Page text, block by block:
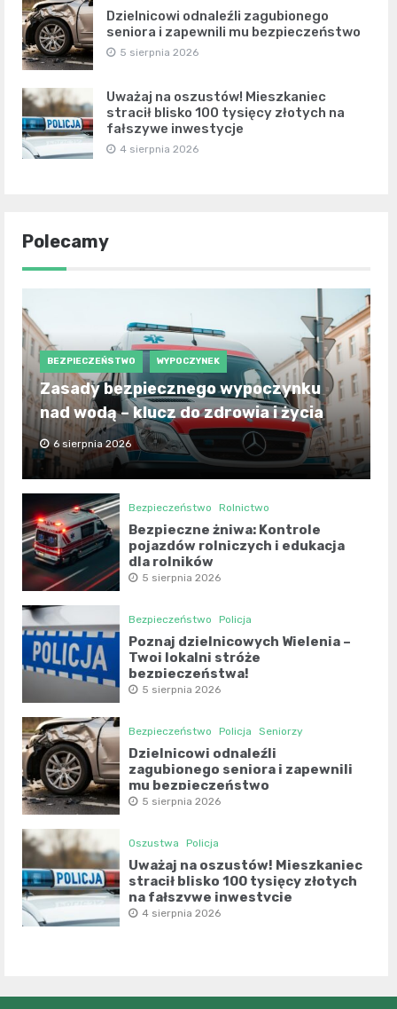
Dzielnicowi odnaleźli zagubionego
seniora i zapewnili mu bezpieczeństwo
5 sierpnia 2026
Uważaj na oszustów! Mieszkaniec
stracił blisko 100 tysięcy złotych na
fałszywe inwestycje
4 sierpnia 2026
Polecamy
BEZPIECZEŃSTWO WYPOCZYNEK
Zasady bezpiecznego wypoczynku
nad wodą – klucz do zdrowia i życia
6 sierpnia 2026
Bezpieczeństwo Rolnictwo
Bezpieczne żniwa: Kontrole
pojazdów rolniczych i edukacja
dla rolników
5 sierpnia 2026
Bezpieczeństwo Policja
Poznaj dzielnicowych Wielenia –
Twoi lokalni stróże
bezpieczeństwa!
5 sierpnia 2026
Bezpieczeństwo Policja Seniorzy
Dzielnicowi odnaleźli
zagubionego seniora i zapewnili
mu bezpieczeństwo
5 sierpnia 2026
Oszustwa Policja
Uważaj na oszustów! Mieszkaniec
stracił blisko 100 tysięcy złotych
na fałszywe inwestycje
4 sierpnia 2026